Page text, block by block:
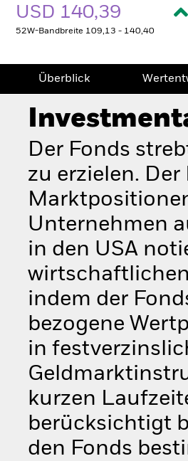
USD 140,39
52W-Bandbreite 109,13 - 140,40
Überblick
Der Fonds
zu erzielen.
Unternehmen
in den USA
indem der
bezogene
in
kurzen
berücksichtigt
den Fonds